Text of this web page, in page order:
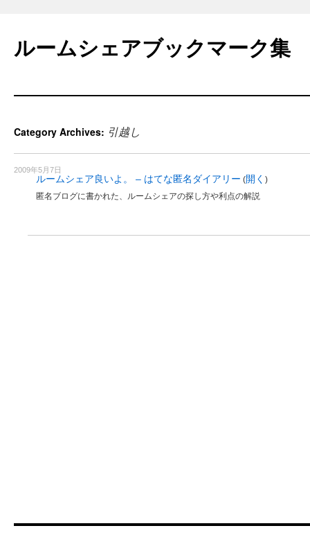
content
ルームシェアブックマーク集
Category Archives: 引越し
2009年5月7日
ルームシェア良いよ。 – はてな匿名ダイアリー (開く )
匿名ブログに書かれた、ルームシェアの探し方や利点の解説